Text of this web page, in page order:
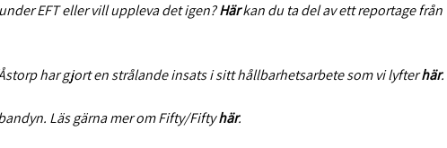
EFT eller vill uppleva det igen?Härkan du ta del av ett reportage från
har gjort en strålande insats i sitt hållbarhetsarbete som vi lyfterhär.
Läs gärna mer om Fifty/Fiftyhär.